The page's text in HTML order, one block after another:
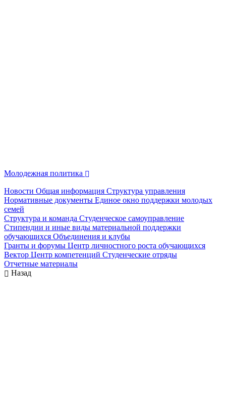
Молодежная политика
Новости Общая информация Структура управления
Нормативные документы Единое окно поддержки молодых
семей
Структура и команда Студенческое самоуправление
Стипендии и иные виды материальной поддержки
обучающихся Объединения и клубы
Гранты и форумы Центр личностного роста обучающихся
Вектор Центр компетенций Студенческие отряды
Отчетные материалы
Назад